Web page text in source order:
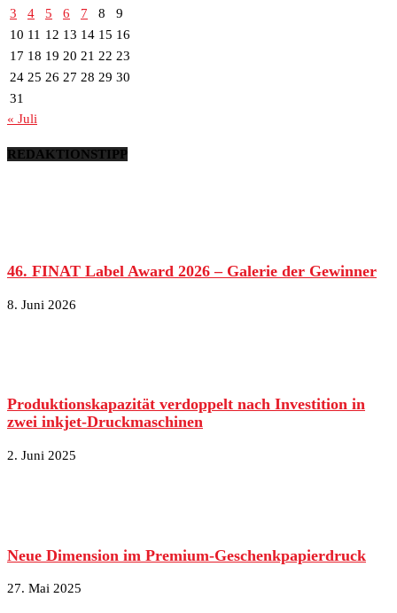
3
4 5 6 7 8
9
10 11 12 13 14 15 16
17 18 19 20 21 22 23
24 25 26 27 28 29 30
31
« Juli
REDAKTIONSTIPP
46. FINAT Label Award 2026 – Galerie der Gewinner
8. Juni 2026
Produktionskapazität verdoppelt nach Investition in
zwei inkjet-Druckmaschinen
2. Juni 2025
Neue Dimension im Premium-Geschenkpapierdruck
27. Mai 2025